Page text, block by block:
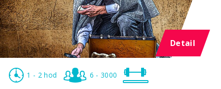
Detail
1 - 2 hod 6 - 3000